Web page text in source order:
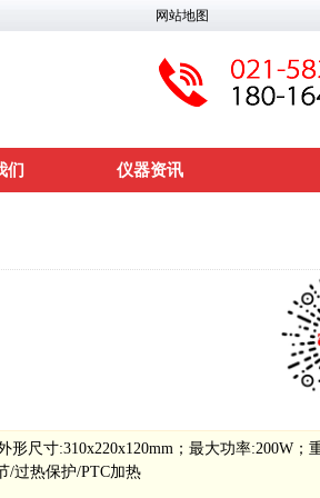
网站地图
们 仪器资讯
尺寸:310x220x120mm；最大功率:200W；
/过热保护/PTC加热